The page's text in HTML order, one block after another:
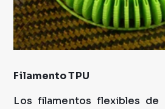
Filamento TPU
Los filamentos flexibles de